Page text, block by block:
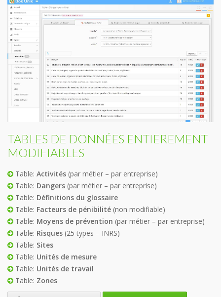
TABLES DE DONNÉES ENTIEREMENT
MODIFIABLES
Table: Activités (par métier – par entreprise)
Table: Dangers (par métier – par entreprise)
Table: Définitions du glossaire
Table: Facteurs de pénibilité (non modifiable)
Table: Moyens de prévention (par métier – par entreprise)
Table: Risques (25 types – INRS)
Table: Sites
Table: Unités de mesure
Table: Unités de travail
Table: Zones